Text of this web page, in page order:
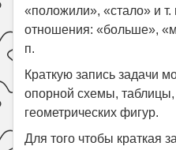
«положили», «стало» и
отношения: «больше»,
п.
Краткую запись задачи
опорной схемы,
геометрических фигур.
Для того чтобы краткая